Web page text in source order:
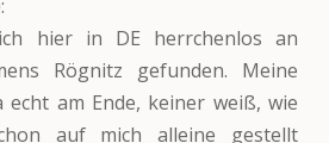
hier in DE herrchenlos an
Rögnitz gefunden. Meine
echt am Ende, keiner weiß, wie
auf mich alleine gestellt